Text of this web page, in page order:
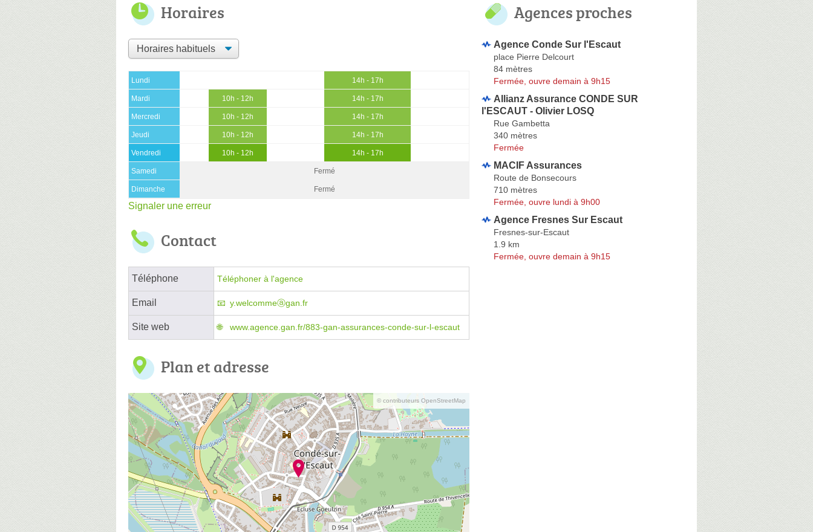
Horaires
Lundi 14h - 17h
Mardi 10h - 12h 14h - 17h
Mercredi 10h - 12h 14h - 17h
Jeudi 10h - 12h 14h - 17h
Vendredi 10h - 12h 14h - 17h
Samedi Fermé
Dimanche Fermé
Signaler une erreur
Contact
Téléphone Téléphoner à l'agence
Email y.welcommeⓐgan.fr
Site web www.agence.gan.fr/883-gan-assurances-conde-sur-l-escaut
Plan et adresse
© contributeurs OpenStreetMap
Agences proches
Agence Conde Sur l'Escaut
place Pierre Delcourt
84 mètres
Fermée, ouvre demain à 9h15
Allianz Assurance CONDE SUR
l'ESCAUT - Olivier LOSQ
Rue Gambetta
340 mètres
Fermée
MACIF Assurances
Route de Bonsecours
710 mètres
Fermée, ouvre lundi à 9h00
Agence Fresnes Sur Escaut
Fresnes-sur-Escaut
1.9 km
Fermée, ouvre demain à 9h15